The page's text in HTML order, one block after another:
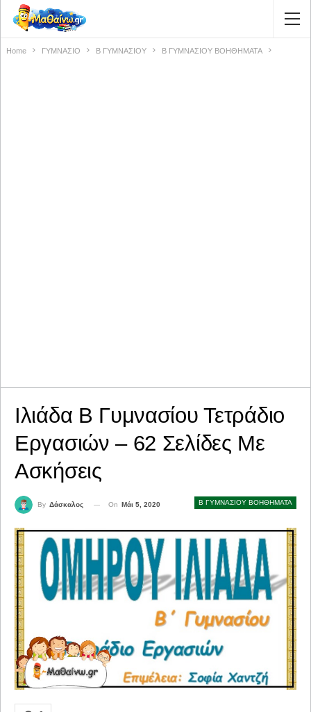
Home ΓΥΜΝΑΣΙΟ Β ΓΥΜΝΑΣΙΟΥ Β ΓΥΜΝΑΣΙΟΥ ΒΟΗΘΗΜΑΤΑ
Ιλιάδα Β Γυμνασίου Τετράδιο
Εργασιών – 62 Σελίδες Με
Ασκήσεις
Β ΓΥΜΝΑΣΙΟΥ ΒΟΗΘΗΜΑΤΑ
By Δάσκαλος On Μάι 5, 2020